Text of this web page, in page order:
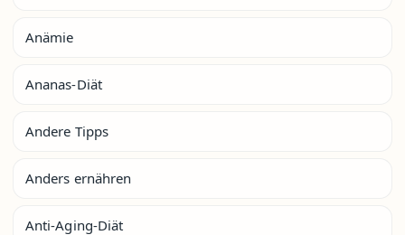
Anämie
Ananas-Diät
Andere Tipps
Anders ernähren
Anti-Aging-Diät